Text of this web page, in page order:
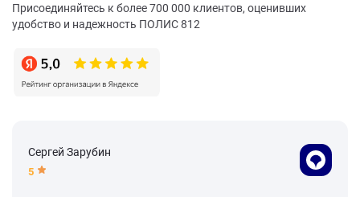
Присоединяйтесь к более 700 000 клиентов, оценивших
удобство и надежность ПОЛИС 812
Сергей Зарубин
5